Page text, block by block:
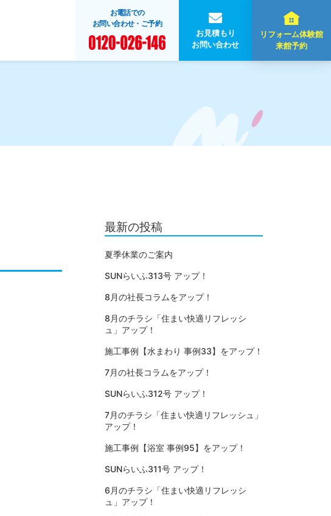
お電話での
お問い合わせ・ご予約
お見積もり
お問い合わせ
リフォーム体験館
来館予約
最新の投稿
夏季休業のご案内
SUNらいふ313号 アップ！
8月の社長コラムをアップ！
8月のチラシ「住まい快適リフレッシ
ュ」アップ！
施工事例【水まわり 事例33】をアップ！
7月の社長コラムをアップ！
SUNらいふ312号 アップ！
7月のチラシ「住まい快適リフレッシュ」
アップ！
施工事例【浴室 事例95】をアップ！
SUNらいふ311号 アップ！
6月のチラシ「住まい快適リフレッシ
ュ」アップ！